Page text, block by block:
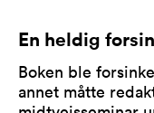
En heldig
Boken ble
annet måtte